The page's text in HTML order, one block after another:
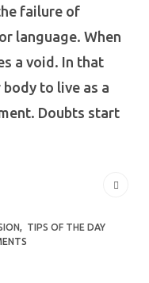
failure of
language. When
a void. In that
to live as a
Doubts start
, TIPS OF THE DAY